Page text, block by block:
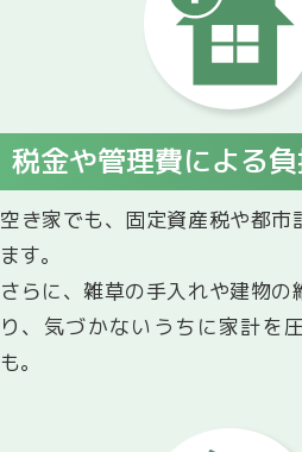
税金や管理費による
空き家でも、固定資産税や都市
ます。
さらに、雑草の手入れや建物の
り、気づかないうちに家計を
も。